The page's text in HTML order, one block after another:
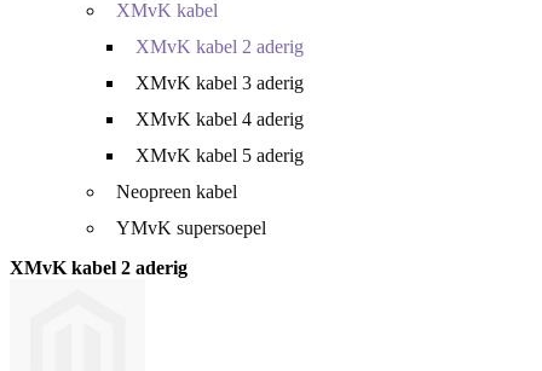
XMvK kabel
XMvK kabel 2 aderig
XMvK kabel 3 aderig
XMvK kabel 4 aderig
XMvK kabel 5 aderig
Neopreen kabel
YMvK supersoepel
XMvK kabel 2 aderig